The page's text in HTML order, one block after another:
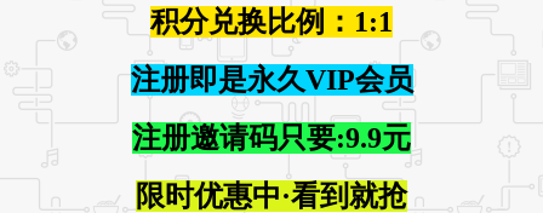
积分兑换比例：1:1
注册即是永久VIP会员
注册邀请码只要:9.9元
限时优惠中·看到就抢